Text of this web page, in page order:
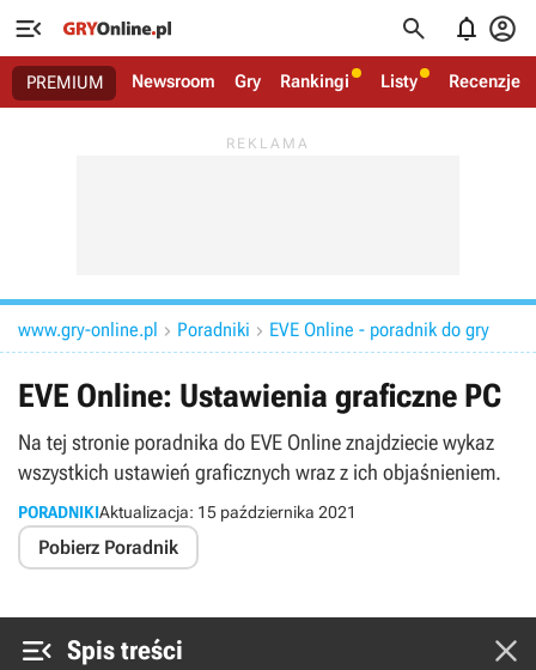
   
PREMIUM Newsroom Gry Rankingi Listy Recenzje
www.gry-online.pl  Poradniki  EVE Online - poradnik do gry
EVE Online: Ustawienia graficzne PC
Na tej stronie poradnika do EVE Online znajdziecie wykaz
wszystkich ustawień graficznych wraz z ich objaśnieniem.
PORADNIKIAktualizacja: 15 października 2021
Pobierz Poradnik
 Spis treści 